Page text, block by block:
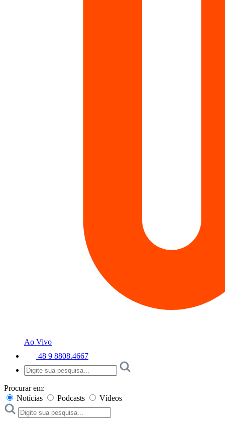
Ao Vivo
48 9 8808.4667
Procurar em:
Notícias
Podcasts Vídeos